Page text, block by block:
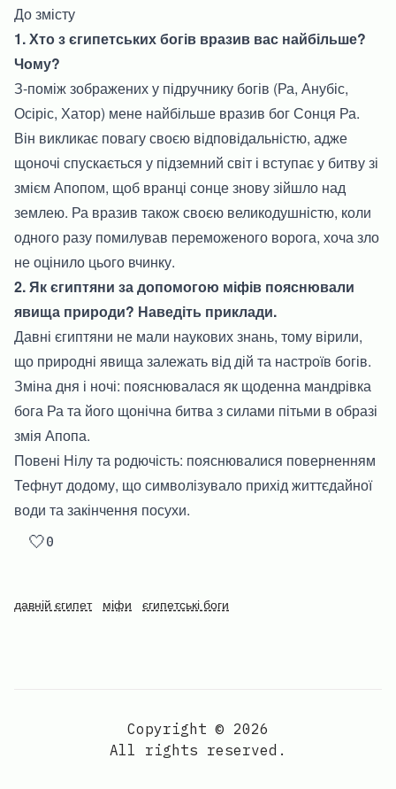
До змісту
1. Хто з єгипетських богів вразив вас найбільше?
Чому?
З-поміж зображених у підручнику богів (Ра, Анубіс,
Осіріс, Хатор) мене найбільше вразив бог Сонця Ра.
Він викликає повагу своєю відповідальністю, адже
щоночі спускається у підземний світ і вступає у битву зі
змієм Апопом, щоб вранці сонце знову зійшло над
землею. Ра вразив також своєю великодушністю, коли
одного разу помилував переможеного ворога, хоча зло
не оцінило цього вчинку.
2. Як єгиптяни за допомогою міфів пояснювали
явища природи? Наведіть приклади.
Давні єгиптяни не мали наукових знань, тому вірили,
що природні явища залежать від дій та настроїв богів.
Зміна дня і ночі: пояснювалася як щоденна мандрівка
бога Ра та його щонічна битва з силами пітьми в образі
змія Апопа.
Повені Нілу та родючість: пояснювалися поверненням
Тефнут додому, що символізувало прихід життєдайної
води та закінчення посухи.
🤍0
давній єгипет міфи єгипетські боги
Copyright © 2026
All rights reserved.